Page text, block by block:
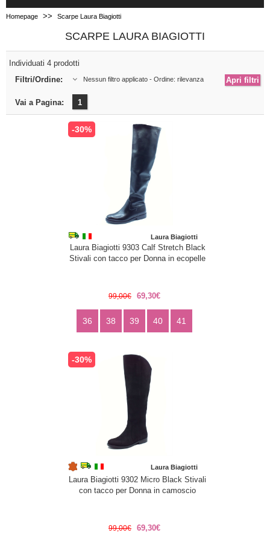
Homepage >> Scarpe Laura Biagiotti
SCARPE LAURA BIAGIOTTI
Individuati 4 prodotti
Filtri/Ordine:
Nessun filtro applicato - Ordine: rilevanza
Vai a Pagina: 1
-30%
Laura Biagiotti
Laura Biagiotti 9303 Calf Stretch Black
Stivali con tacco per Donna in ecopelle
99,00€ 69,30€
36 38 39 40 41
-30%
Laura Biagiotti
Laura Biagiotti 9302 Micro Black Stivali
con tacco per Donna in camoscio
99,00€ 69,30€